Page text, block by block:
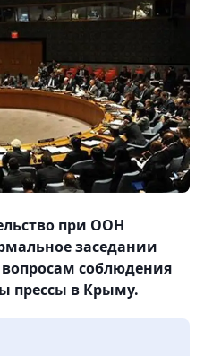
при ООН
заседании
вопросам соблюдения
прессы в Крыму.